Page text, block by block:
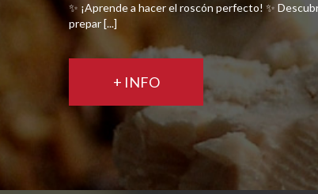
✨ ¡Aprende a hacer el roscón perfecto! ✨
prepar [...]
+ INFO